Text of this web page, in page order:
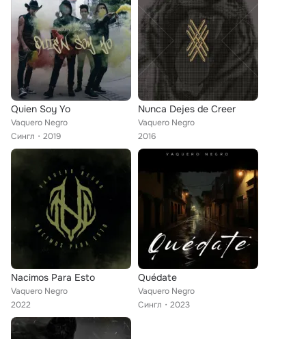
Quien Soy Yo
Vaquero Negro
Сингл
2019
Nunca Dejes de Creer
Vaquero Negro
2016
Nacimos Para Esto
Vaquero Negro
2022
Quédate
Vaquero Negro
Сингл
2023